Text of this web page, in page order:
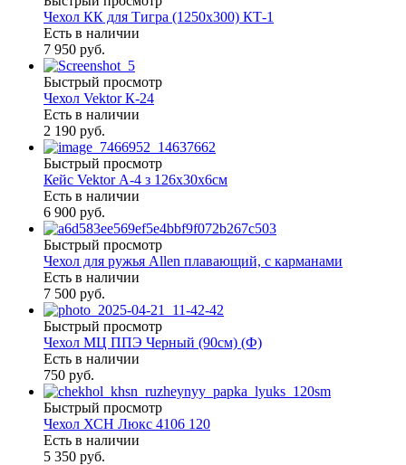
Чехол КК для Тигра (1250х300) КТ-1
Есть в наличии
7 950 руб.
Быстрый просмотр
Чехол Vektor К-24
Есть в наличии
2 190 руб.
Быстрый просмотр
Кейс Vektor А-4 з 126х30х6см
Есть в наличии
6 900 руб.
Быстрый просмотр
Чехол для ружья Allen плавающий, с карманами
Есть в наличии
7 500 руб.
Быстрый просмотр
Чехол МЦ ППЭ Черный (90см) (Ф)
Есть в наличии
750 руб.
Быстрый просмотр
Чехол ХСН Люкс 4106 120
Есть в наличии
5 350 руб.